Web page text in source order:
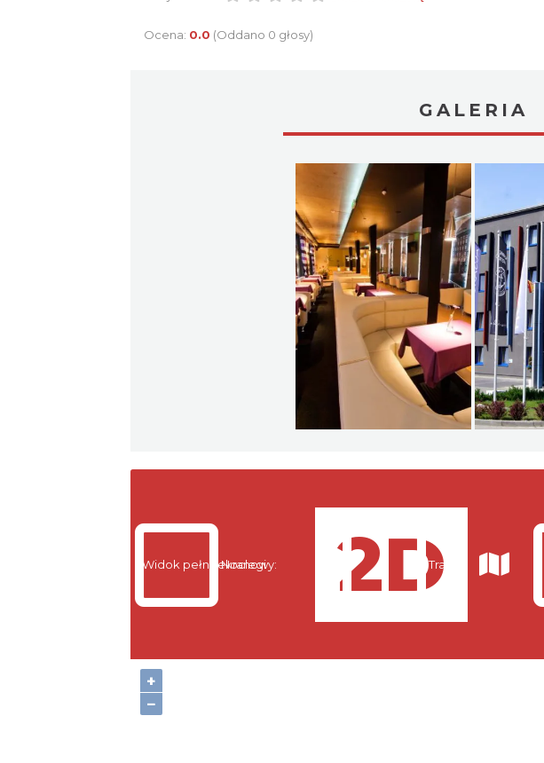
Ocena: 0.0 (Oddano 0 głosy)
GALERIA
+
−
Widok pełnoekranowy:
Noclegi Trasy